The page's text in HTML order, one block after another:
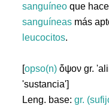
sanguíneo que
sanguíneas más
leucocitos.
[opso(n) ὄψον gr.
'sustancia']
Leng. base:gr.